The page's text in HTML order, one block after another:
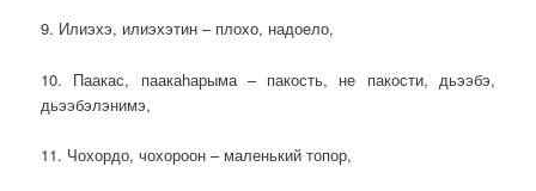
9. Илиэхэ, илиэхэтин – плохо, надоело,
10. Паакас, паакаһарыма – пакость, не пакости, дьээбэ,
дьээбэлэнимэ,
11. Чохордо, чохороон – маленький топор,